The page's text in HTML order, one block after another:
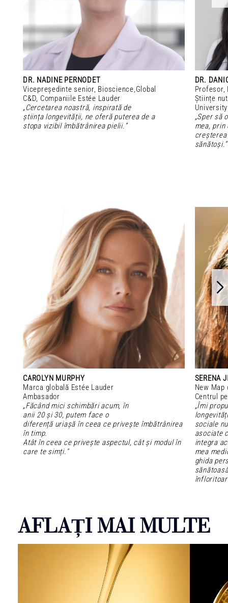
DR. NADINE PERNODET
Vicepreședinte senior, Bioscience,Global
C&D, Companiile Estée Lauder
„Cercetarea noastră, inspirată de
știința longevității, ne oferă puterea de a
stopa vizibil îmbătrânirea pielii.”
DR.
Profesor,
Științe
„Sper să
mea,
sănătoși.”
CAROLYN MURPHY
Marca globală Estée Lauder
Ambasador
„Făcând mici schimbări acum, în
anii 20 și 30, putem face o
diferență uriașă în ceea ce privește îmbătrânirea
în timp.
Atât în ceea ce privește aspectul, cât și modul în
care te simți."
SERENA
New
Centrul
„Îmi
sociale
asociate
integra
mea
ghida
AFLAȚI MAI MULTE